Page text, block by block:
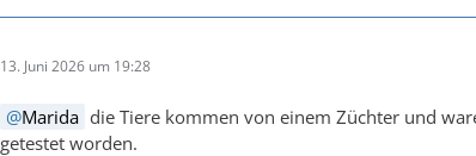
13. Juni 2026 um 19:28
Marida die Tiere kommen von einem Züchter und
getestet worden.